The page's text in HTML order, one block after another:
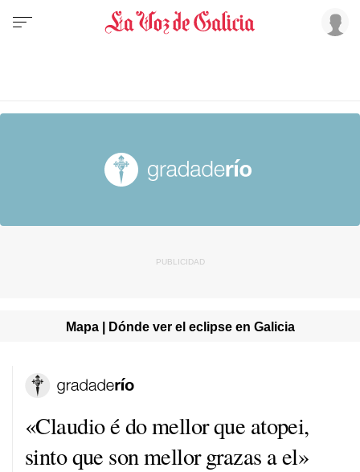
Mapa | Dónde ver el eclipse en Galicia
«Claudio é do mellor que atopei,
sinto que son mellor grazas a el»